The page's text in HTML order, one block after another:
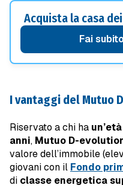
Acquista la casa
Fai
I vantaggi del Mutuo
Riservato a chi ha
anni, Mutuo D-
valore dell’immobile
giovani con il Fondo
di classe energetica